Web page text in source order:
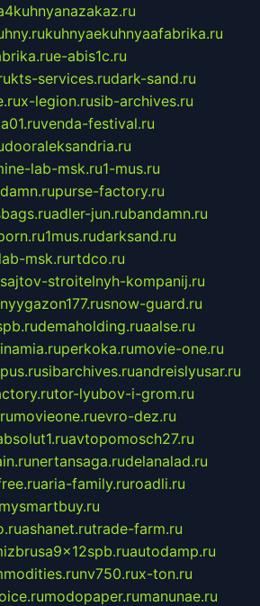
kuhnyaekuhnyaafabrika.ru
e-abis1c.ru
kts-services.rudark-sand.ru
x-legion.rusib-archives.ru
venda-festival.ru
dooraleksandria.ru
lab-msk.ru1-mus.ru
purse-factory.ru
adler-jun.rubandamn.ru
1mus.rudarksand.ru
msk.rurtdco.ru
stroitelnyh-kompanij.ru
snow-guard.ru
demaholding.ruaalse.ru
perkoka.rumovie-one.ru
sibarchives.ruandreislyusar.ru
tor-lyubov-i-grom.ru
movieone.ruevro-dez.ru
avtopomosch27.ru
nertansaga.rudelanalad.ru
aria-family.ruroadli.ru
mysmartbuy.ru
ashanet.rutrade-farm.ru
autodamp.ru
nv750.rux-ton.ru
modopaper.rumanunae.ru